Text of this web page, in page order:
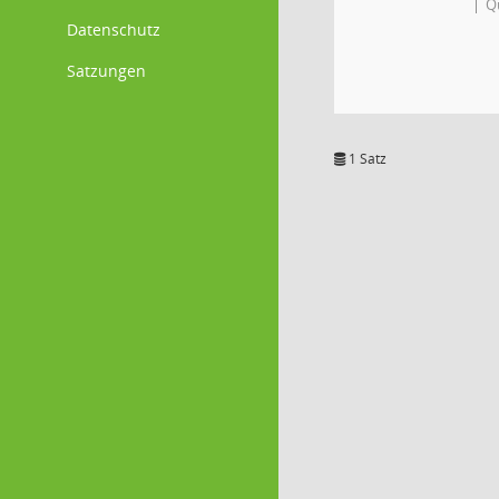
Datenschutz
Satzungen
1 Satz